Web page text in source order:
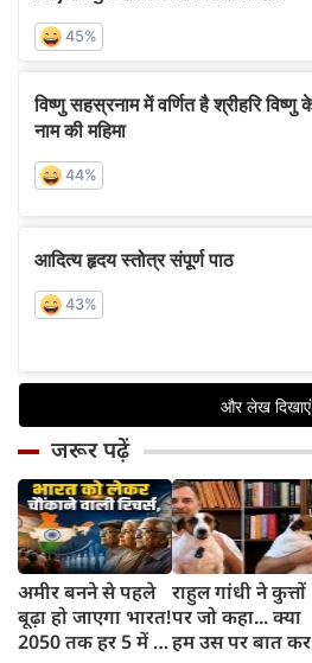
जरूर पढ़ें
अमीर बनने से पहले
बूढ़ा हो जाएगा भारत!
2050 तक हर 5 में 1
राहुल गांधी ने कुत्तों
पर जो कहा... क्या
हम उस पर बात कर